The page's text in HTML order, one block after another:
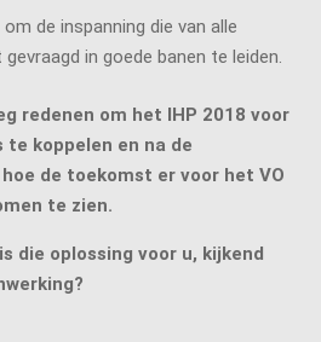
de inspanning die van alle
in goede banen te leiden.
redenen om het IHP 2018 voor
koppelen en na de
de toekomst er voor het VO
te zien.
die oplossing voor u, kijkend